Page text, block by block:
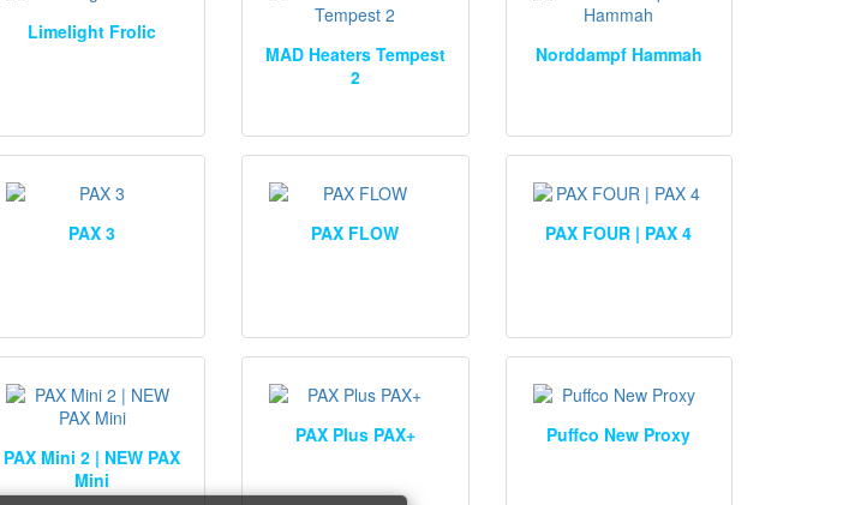
Limelight Frolic
MAD Heaters Tempest
2
Norddampf Hammah
PAX 3 PAX FLOW PAX FOUR | PAX 4
PAX Mini 2 | NEW PAX
Mini
PAX Plus PAX+ Puffco New Proxy